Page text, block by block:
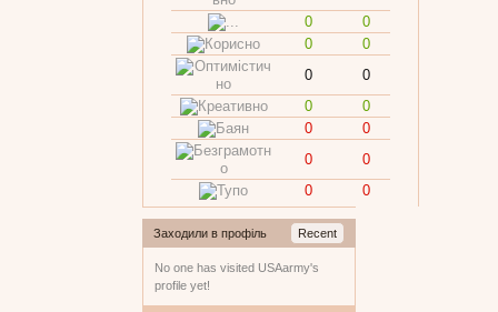
0
0
0
0
0
0
0
0
0
0
0
0
0
0
Заходили в профіль Recent
No one has visited USAarmy's
profile yet!